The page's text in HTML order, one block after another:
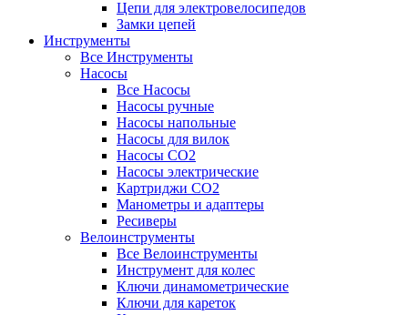
Цепи для электровелосипедов
Замки цепей
Инструменты
Все Инструменты
Насосы
Все Насосы
Насосы ручные
Насосы напольные
Насосы для вилок
Насосы CO2
Насосы электрические
Картриджи CO2
Манометры и адаптеры
Ресиверы
Велоинструменты
Все Велоинструменты
Инструмент для колес
Ключи динамометрические
Ключи для кареток